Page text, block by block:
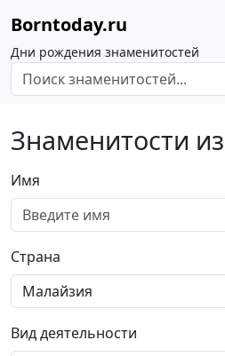
Borntoday.ru
Дни рождения знаменитостей
Знаменитости
Имя
Страна
Вид деятельности